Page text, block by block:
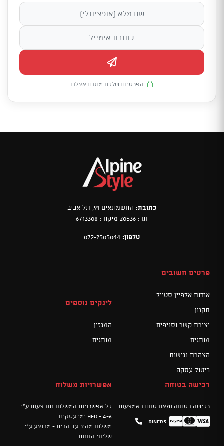
הפרטיות שלכם מוגנת אצלנו
כתובת: החשמונאים 91, תל אביב
תד: 20536 מיקוד: 6713308
טלפון: 072-2505044
פרטים חשובים
אודות אלפיין סטייל
תקנון
יצירת קשר וסניפים
מותגים
הצהרת נגישות
ביטול עסקה
לינקים נוספים
המגזין
מותגים
רכישה בטוחה
רכישה בטוחה ומאובטחת באמצעות:
Visa
Mastercard
PayPal
Diners
אפשרויות משלוח
כל אפשרויות המשלוח נתבצעות ע"י
HFD - 4-6 ימי עסקים
משלוח מהיר עד הבית - מבוצע ע"י
שליחי החנות